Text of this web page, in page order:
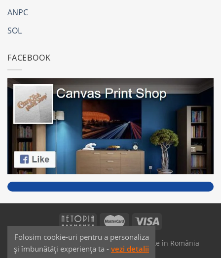
ANPC
SOL
FACEBOOK
SAIKO MEDIA & SIGNS - Produse fabricate în România
Dezvoltat deJPG MEDIA
Folosim cookie-uri pentru a personaliza
și îmbunătăți experiența ta - vezi detalii